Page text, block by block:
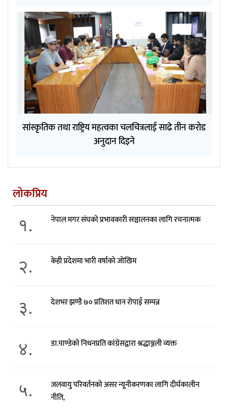
सांस्कृतिक तथा राष्ट्रिय महत्वका चलचित्रलाई साढे तीन करोड
अनुदान दिइने
लोकप्रिय
१. नेपाल मगर संघको प्रभावकारी सञ्चालनका लागि रचनात्मक
२. केही प्रदेशमा भारी वर्षाको जोखिम
३. देशभर झण्डै ७० प्रतिशत धान रोपाइँ सम्पन्न
४. डा.पाण्डेको निधनप्रति कांग्रेसद्वारा श्रद्धाञ्जली व्यक्त
५.
जलवायु परिवर्तनको असर न्यूनीकरणका लागि दीर्घकालीन
नीति,